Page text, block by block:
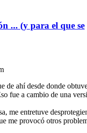
... (y para el que se
ahí desde donde
fue a cambio de una
me entretuve
me provocó otros